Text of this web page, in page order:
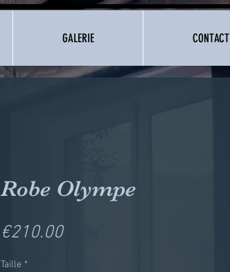
GALERIE CONTACT
Robe Olympe
€210.00Price
Taille *